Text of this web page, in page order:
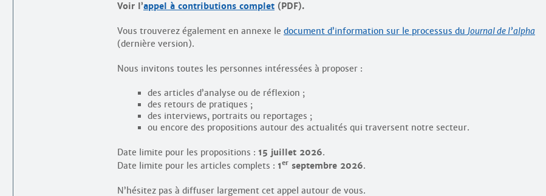
Voir l’appel à contributions complet (PDF).
Vous trouverez également en annexe le document d’information sur le processus du Journal de l’alpha
(dernière version).
Nous invitons toutes les personnes intéressées à proposer :
des articles d’analyse ou de réflexion ;
des retours de pratiques ;
des interviews, portraits ou reportages ;
ou encore des propositions autour des actualités qui traversent notre secteur.
Date limite pour les propositions : 15 juillet 2026.
Date limite pour les articles complets : 1er septembre 2026.
N’hésitez pas à diffuser largement cet appel autour de vous.